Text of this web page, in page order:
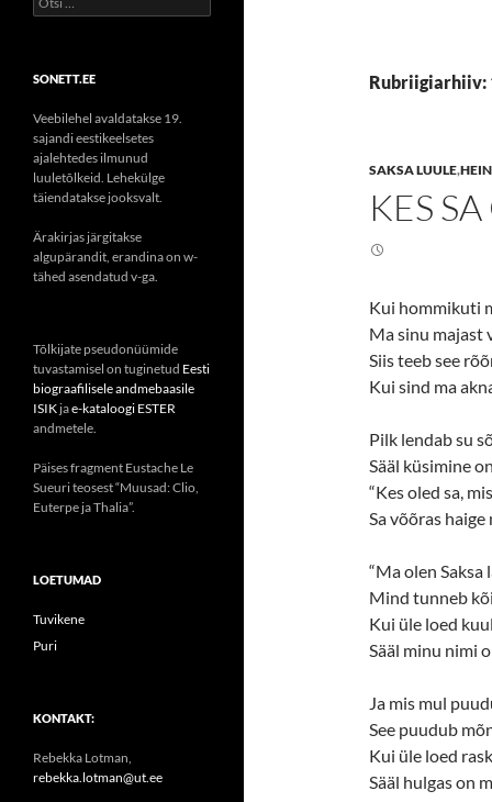
Rubriigiarhiiv:
SAKSA LUULE,
KES
Kui hommikuti
Ma sinu majast
Siis teeb see
Kui sind ma
Pilk lendab su
Sääl küsimine
“Kes oled sa,
Sa võõras haige
“Ma olen Saksa
Mind tunneb
Kui üle loed
Sääl minu nimi
Ja mis mul
See puudub
Kui üle loed
Sääl hulgas on
SONETT.EE
Veebilehel avaldatakse 19.
sajandi eestikeelsetes
ajalehtedes ilmunud
luuletõlkeid. Lehekülge
täiendatakse jooksvalt.
Ärakirjas järgitakse
algupärandit, erandina on w-
tähed asendatud v-ga.
Tõlkijate pseudonüümide
tuvastamisel on tuginetud Eesti
biograafilisele andmebaasile
ISIK jae-kataloogi ESTER
andmetele.
Päises fragment Eustache Le
Sueuri teosest “Muusad: Clio,
Euterpe ja Thalia”.
LOETUMAD
Tuvikene
Puri
KONTAKT:
Rebekka Lotman,
rebekka.lotman@ut.ee